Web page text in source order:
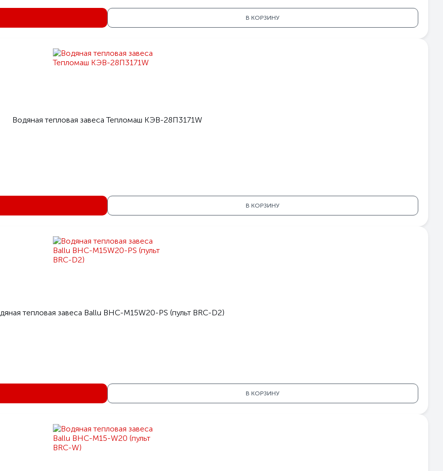
В КОРЗИНУ
Водяная тепловая завеса Тепломаш КЭВ-28П3171W
В КОРЗИНУ
тепловая завеса Ballu BHC-M15W20-PS (пульт BRC-D2)
В КОРЗИНУ